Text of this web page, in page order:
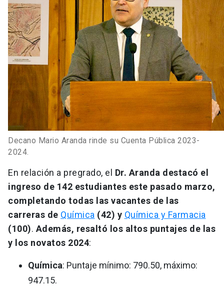
Decano Mario Aranda rinde su Cuenta Pública 2023-
2024.
En relación a pregrado, el Dr. Aranda destacó el
ingreso de 142 estudiantes este pasado marzo,
completando todas las vacantes de las
carreras de Química (42) y Química y Farmacia
(100). Además, resaltó los altos puntajes de las
y los novatos 2024:
Química: Puntaje mínimo: 790.50, máximo:
947.15.